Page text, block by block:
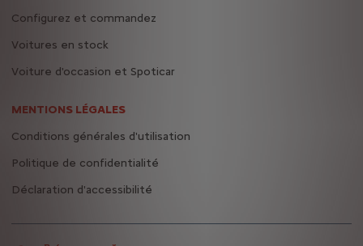
Configurez et commandez
Voitures en stock
Voiture d'occasion et Spoticar
MENTIONS LÉGALES
Conditions générales d'utilisation
Politique de confidentialité
Déclaration d'accessibilité